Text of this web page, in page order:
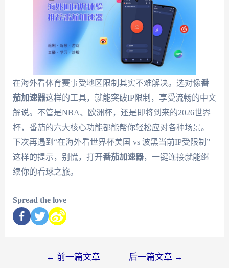
在海外看体育赛事受地区限制其实不难解决。选对像番
茄加速器这样的工具，就能突破IP限制，享受流畅的中文
解说。不管是NBA、欧洲杯，还是即将到来的2026世界
杯，番茄的六大核心功能都能帮你轻松应对各种场景。
下次再遇到“在海外看世界杯美国 vs 波黑当前IP受限制”
这样的提示，别慌，打开番茄加速器，一键连接就能继
续你的看球之旅。
Spread the love
← 前一篇文章 后一篇文章 →